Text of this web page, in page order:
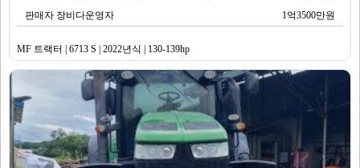
판매자 장비다운영자 1억3500만원
MF 트랙터 | 6713 S | 2022년식 | 130-139hp